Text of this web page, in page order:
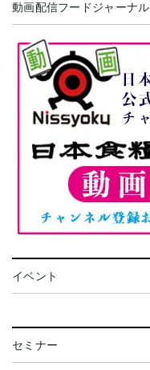
動画配信フードジャーナル
イベント
セミナー